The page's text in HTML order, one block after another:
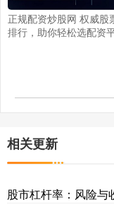
正规配资炒股网 权威股
排行，助你轻松选配资
相关更新
股市杠杆率：风险与